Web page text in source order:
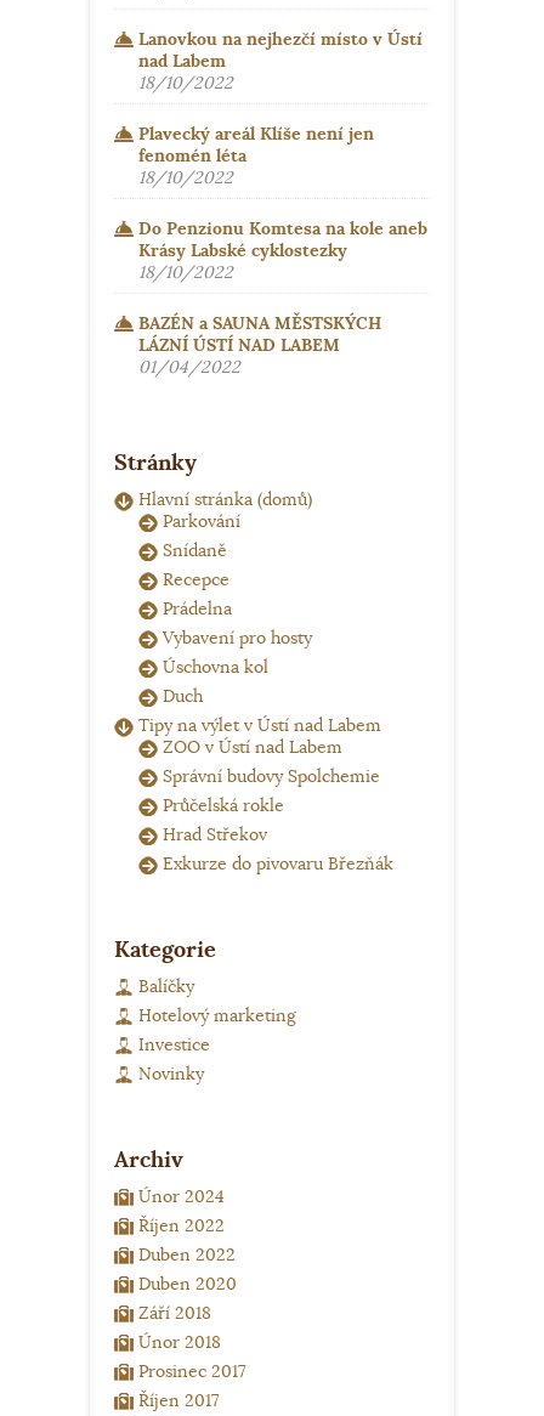
Lanovkou na nejhezčí místo v Ústí
nad Labem
18/10/2022
Plavecký areál Klíše není jen
fenomén léta
18/10/2022
Do Penzionu Komtesa na kole aneb
Krásy Labské cyklostezky
18/10/2022
BAZÉN a SAUNA MĚSTSKÝCH
LÁZNÍ ÚSTÍ NAD LABEM
01/04/2022
Stránky
Hlavní stránka (domů)
Parkování
Snídaně
Recepce
Prádelna
Vybavení pro hosty
Úschovna kol
Duch
Tipy na výlet v Ústí nad Labem
ZOO v Ústí nad Labem
Správní budovy Spolchemie
Průčelská rokle
Hrad Střekov
Exkurze do pivovaru Březňák
Kategorie
Balíčky
Hotelový marketing
Investice
Novinky
Archiv
Únor 2024
Říjen 2022
Duben 2022
Duben 2020
Září 2018
Únor 2018
Prosinec 2017
Říjen 2017